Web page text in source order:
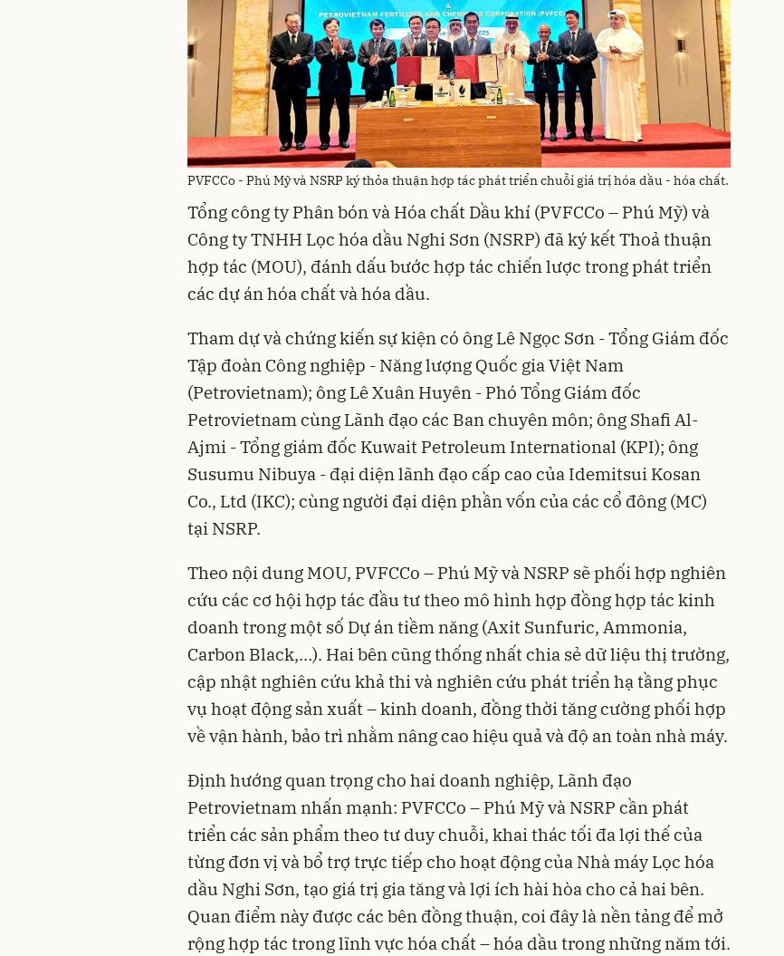
PVFCCo - Phú Mỹ và NSRP ký thỏa thuận hợp tác phát triển chuỗi giá trị hóa dầu - hóa chất.
Tổng công ty Phân bón và Hóa chất Dầu khí (PVFCCo – Phú Mỹ) và
Công ty TNHH Lọc hóa dầu Nghi Sơn (NSRP) đã ký kết Thoả thuận
hợp tác (MOU), đánh dấu bước hợp tác chiến lược trong phát triển
các dự án hóa chất và hóa dầu.
Tham dự và chứng kiến sự kiện có ông Lê Ngọc Sơn - Tổng Giám đốc
Tập đoàn Công nghiệp - Năng lượng Quốc gia Việt Nam
(Petrovietnam); ông Lê Xuân Huyên - Phó Tổng Giám đốc
Petrovietnam cùng Lãnh đạo các Ban chuyên môn; ông Shafi Al-
Ajmi - Tổng giám đốc Kuwait Petroleum International (KPI); ông
Susumu Nibuya - đại diện lãnh đạo cấp cao của Idemitsui Kosan
Co., Ltd (IKC); cùng người đại diện phần vốn của các cổ đông (MC)
tại NSRP.
Theo nội dung MOU, PVFCCo – Phú Mỹ và NSRP sẽ phối hợp nghiên
cứu các cơ hội hợp tác đầu tư theo mô hình hợp đồng hợp tác kinh
doanh trong một số Dự án tiềm năng (Axit Sunfuric, Ammonia,
Carbon Black,…). Hai bên cũng thống nhất chia sẻ dữ liệu thị trường,
cập nhật nghiên cứu khả thi và nghiên cứu phát triển hạ tầng phục
vụ hoạt động sản xuất – kinh doanh, đồng thời tăng cường phối hợp
về vận hành, bảo trì nhằm nâng cao hiệu quả và độ an toàn nhà máy.
Định hướng quan trọng cho hai doanh nghiệp, Lãnh đạo
Petrovietnam nhấn mạnh: PVFCCo – Phú Mỹ và NSRP cần phát
triển các sản phẩm theo tư duy chuỗi, khai thác tối đa lợi thế của
từng đơn vị và bổ trợ trực tiếp cho hoạt động của Nhà máy Lọc hóa
dầu Nghi Sơn, tạo giá trị gia tăng và lợi ích hài hòa cho cả hai bên.
Quan điểm này được các bên đồng thuận, coi đây là nền tảng để mở
rộng hợp tác trong lĩnh vực hóa chất – hóa dầu trong những năm tới.